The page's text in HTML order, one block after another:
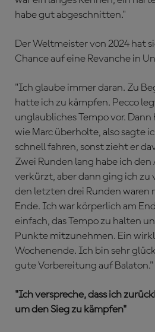
habe gut abgeschnitten."
Der Weltmeister von 2024 hat
Chance auf eine Revanche in
"Ich glaube immer daran. Zu
hatte ich zu kämpfen. Pecco
unglaubliches Tempo vor.
wie Marc überholte, also sagte
schnell fahren, sonst zieht er
Zwei Runden lang habe ich
verkürzt, aber dann ging ich zu
den letzten drei Runden waren
Ende. Ich war körperlich am
einfach, das Tempo zu halten
Punkte mitzunehmen. Ein
Wochenende. Ich bin sehr
gute Vorbereitung auf Balaton."
"Ich verspreche, dass ich
um den Sieg zu kämpfen"